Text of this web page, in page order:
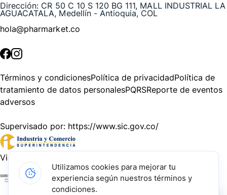
Dirección: CR 50 C 10 S 120 BG 111, MALL INDUSTRIAL LA
AGUACATALA, Medellín - Antioquia, COL
hola@pharmarket.co
Términos y condicionesPolítica de privacidadPolítica de
tratamiento de datos personalesPQRSReporte de eventos
adversos
Supervisado por: https://www.sic.gov.co/
Vigilado por:
Gracias a nuestros impulsadores, podemos presentarte la
Utilizamos cookies para mejorar tu
experiencia según nuestros términos y
condiciones.